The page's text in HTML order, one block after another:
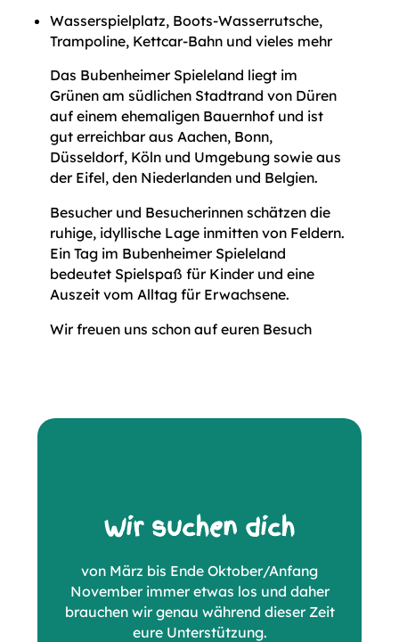
Wasserspielplatz, Boots-Wasserrutsche,
Trampoline, Kettcar-Bahn und vieles mehr
Das Bubenheimer Spieleland liegt im
Grünen am südlichen Stadtrand von Düren
auf einem ehemaligen Bauernhof und ist
gut erreichbar aus Aachen, Bonn,
Düsseldorf, Köln und Umgebung sowie aus
der Eifel, den Niederlanden und Belgien.
Besucher und Besucherinnen schätzen die
ruhige, idyllische Lage inmitten von Feldern.
Ein Tag im Bubenheimer Spieleland
bedeutet Spielspaß für Kinder und eine
Auszeit vom Alltag für Erwachsene.
Wir freuen uns schon auf euren Besuch
Wir suchen dich
von März bis Ende Oktober/Anfang
November immer etwas los und daher
brauchen wir genau während dieser Zeit
eure Unterstützung.